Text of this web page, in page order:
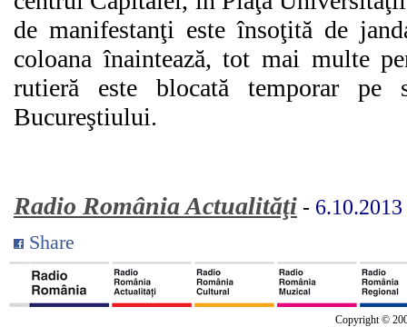
de manifestanţi este însoţită de
coloana înaintează, tot mai multe
rutieră este blocată temporar pe
Bucureştiului.
Radio România Actualităţi -
Share
Copyright ©